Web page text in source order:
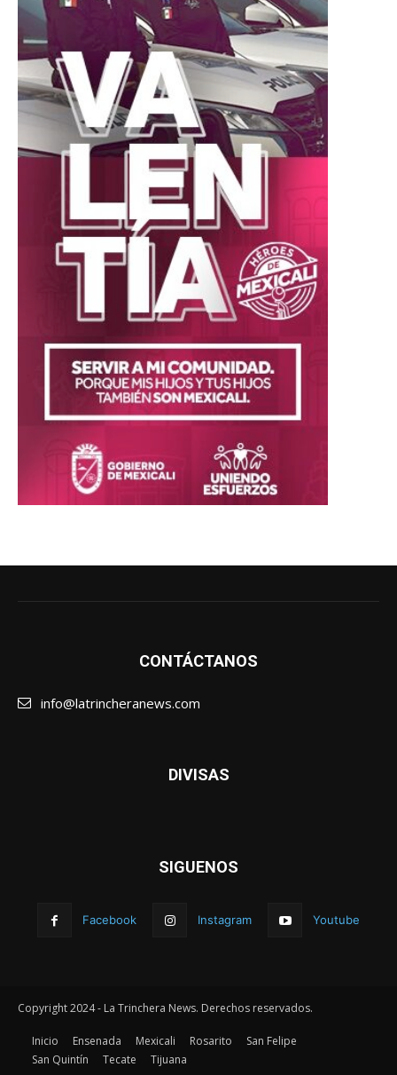
CONTÁCTANOS
info@latrincheranews.com
DIVISAS
SIGUENOS
Facebook Instagram Youtube
Copyright 2024 - La Trinchera News. Derechos reservados.
Inicio Ensenada Mexicali Rosarito
San Felipe
San Quintín
Tecate Tijuana